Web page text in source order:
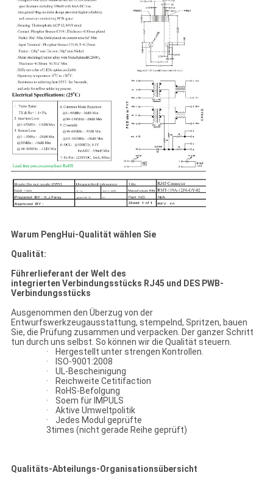
Warum PengHui-Qualität wählen Sie
Qualität:
Führerlieferant der Welt des
integrierten Verbindungsstücks RJ45 und DES PWB-
Verbindungsstücks
Ausgenommen den Überzug von der
Entwurfswerkzeugausstattung, stempelnd, Spritzen, bauen
Sie, die Prüfung zusammen und verpacken. Der ganzer Schritt
tun durch uns selbst. So können wir die Qualität steuern.
· Hergestellt unter strengen Kontrollen.
· ISO-9001:2008
· UL-Bescheinigung
· Reichweite Cetitifaction
· RoHS-Befolgung
· Soem für IMPULS
· Aktive Umweltpolitik
· Jedes Modul geprüfte
3times (nicht gerade Reihe geprüft)
Qualitäts-Abteilungs-Organisationsübersicht